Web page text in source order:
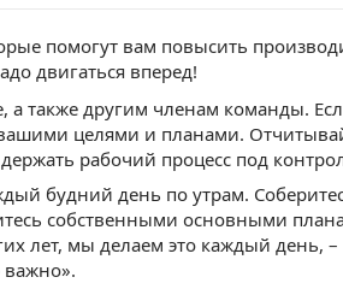
помогут вам повысить
двигаться вперед!
также другим членам команды.
целями и планами.
рабочий процесс под
будний день по утрам.
собственными основными
лет, мы делаем это каждый день,
важно».